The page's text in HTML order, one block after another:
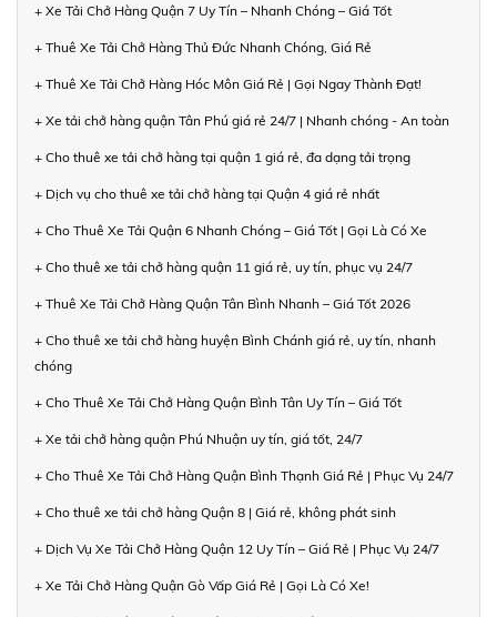
+ Xe Tải Chở Hàng Quận 7 Uy Tín – Nhanh Chóng – Giá Tốt
+ Thuê Xe Tải Chở Hàng Thủ Đức Nhanh Chóng, Giá Rẻ
+ Thuê Xe Tải Chở Hàng Hóc Môn Giá Rẻ | Gọi Ngay Thành Đạt!
+ Xe tải chở hàng quận Tân Phú giá rẻ 24/7 | Nhanh chóng - An toàn
+ Cho thuê xe tải chở hàng tại quận 1 giá rẻ, đa dạng tải trọng
+ Dịch vụ cho thuê xe tải chở hàng tại Quận 4 giá rẻ nhất
+ Cho Thuê Xe Tải Quận 6 Nhanh Chóng – Giá Tốt | Gọi Là Có Xe
+ Cho thuê xe tải chở hàng quận 11 giá rẻ, uy tín, phục vụ 24/7
+ Thuê Xe Tải Chở Hàng Quận Tân Bình Nhanh – Giá Tốt 2026
+ Cho thuê xe tải chở hàng huyện Bình Chánh giá rẻ, uy tín, nhanh
chóng
+ Cho Thuê Xe Tải Chở Hàng Quận Bình Tân Uy Tín – Giá Tốt
+ Xe tải chở hàng quận Phú Nhuận uy tín, giá tốt, 24/7
+ Cho Thuê Xe Tải Chở Hàng Quận Bình Thạnh Giá Rẻ | Phục Vụ 24/7
+ Cho thuê xe tải chở hàng Quận 8 | Giá rẻ, không phát sinh
+ Dịch Vụ Xe Tải Chở Hàng Quận 12 Uy Tín – Giá Rẻ | Phục Vụ 24/7
+ Xe Tải Chở Hàng Quận Gò Vấp Giá Rẻ | Gọi Là Có Xe!